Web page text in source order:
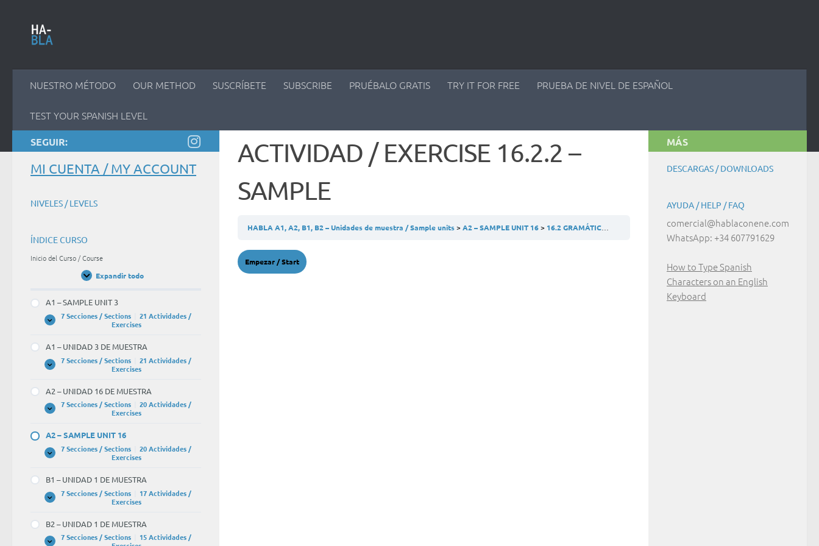
NUESTRO MÉTODO OUR METHOD SUSCRÍBETE SUBSCRIBE PRUÉBALO GRATIS TRY IT FOR FREE PRUEBA DE NIVEL DE ESPAÑOL
TEST YOUR SPANISH LEVEL
ACTIVIDAD / EXERCISE 16.2.2 –
SAMPLE
HABLA A1, A2, B1, B2 – Unidades de muestra / Sample units A2 – SAMPLE UNIT 16 16.2 GRAMÁTICA / GRAMMAR ACTIVIDAD / EXERCISE 16.2.2 – SAMPLE
SEGUIR:
MI CUENTA / MY ACCOUNT
NIVELES / LEVELS
ÍNDICE CURSO
Inicio del Curso / Course
Expandir todo
Unidades
A1 – SAMPLE UNIT 3
Expandir
A1
UNIT
3
7 Secciones / Sections
21 Actividades /
Exercises
A1 – UNIDAD 3 DE MUESTRA
Expandir
A1
3
DE
MUESTRA
7 Secciones / Sections
21 Actividades /
Exercises
A2 – UNIDAD 16 DE MUESTRA
Expandir
A2
16
DE
MUESTRA
7 Secciones / Sections
20 Actividades /
Exercises
A2 – SAMPLE UNIT 16
Expandir
A2
UNIT
16
7 Secciones / Sections
20 Actividades /
Exercises
B1 – UNIDAD 1 DE MUESTRA
Expandir
B1
1
DE
MUESTRA
7 Secciones / Sections
17 Actividades /
Exercises
B2 – UNIDAD 1 DE MUESTRA
7 Secciones / Sections
15 Actividades /
MÁS
DESCARGAS / DOWNLOADS
AYUDA / HELP / FAQ
comercial@hablaconene.com
WhatsApp: +34 607791629
How to Type Spanish
Characters on an English
Keyboard